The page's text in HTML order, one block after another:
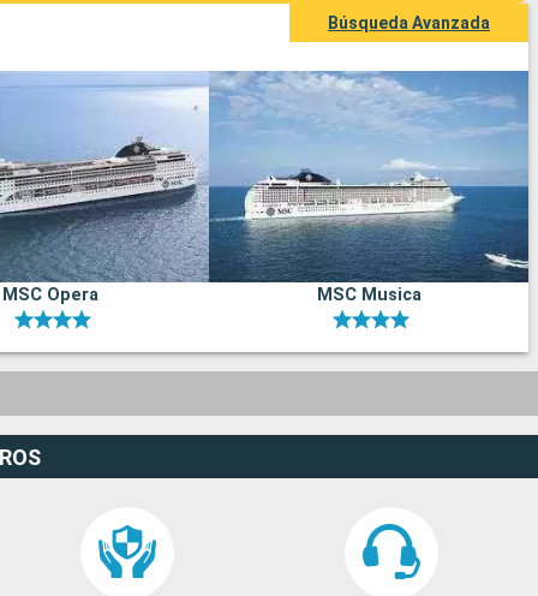
Búsqueda Avanzada
MSC Opera MSC Musica